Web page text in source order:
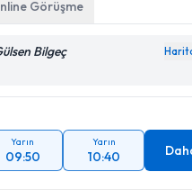
işlenmesine ilişkin
okudum ve kişisel verilerimin
işlenmesini kabul ediyorum.
Görüşme
Bilgeç
Yarın
09:50
Yarın
10:40